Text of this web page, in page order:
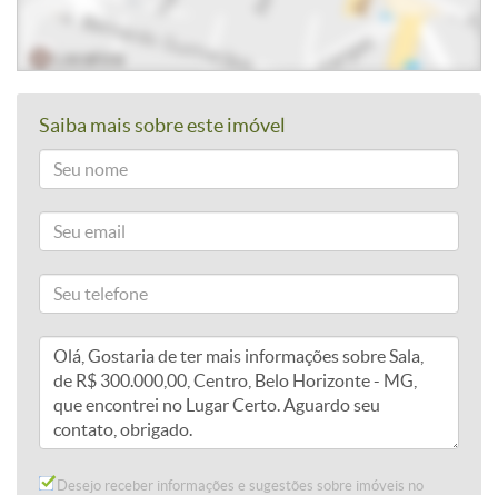
Saiba mais sobre este imóvel
Desejo receber informações e sugestões sobre imóveis no